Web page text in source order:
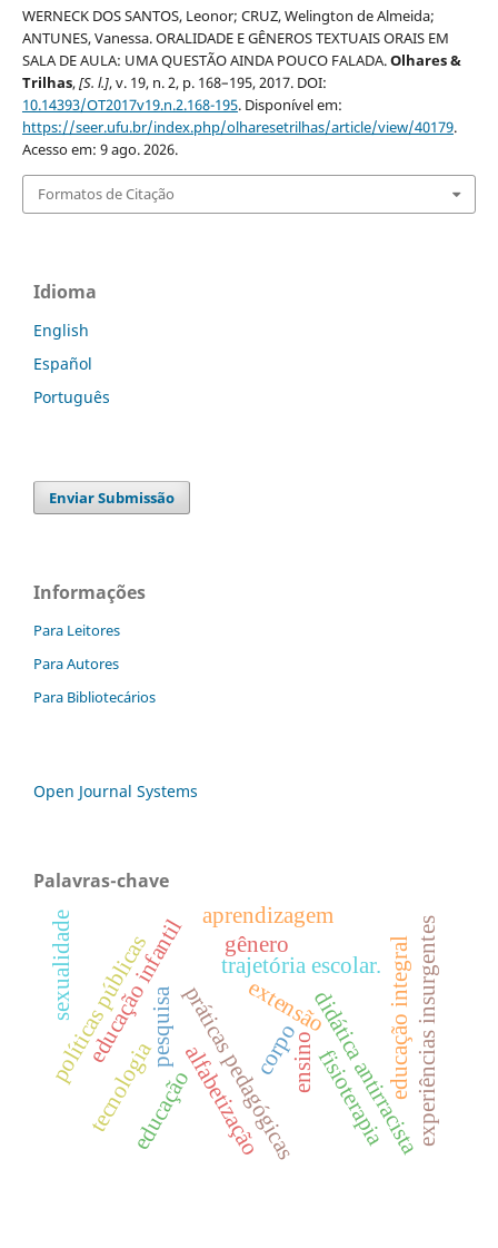
WERNECK DOS SANTOS, Leonor; CRUZ, Welington de Almeida;
ANTUNES, Vanessa. ORALIDADE E GÊNEROS TEXTUAIS ORAIS EM
SALA DE AULA: UMA QUESTÃO AINDA POUCO FALADA.Olhares &
Trilhas,[S. l.], v. 19, n. 2, p. 168–195, 2017. DOI:
10.14393/OT2017v19.n.2.168-195. Disponível em:
https://seer.ufu.br/index.php/olharesetrilhas/article/view/40179.
Acesso em: 9 ago. 2026.
Formatos de Citação
Idioma
English
Español
Português
Enviar Submissão
Informações
Para Leitores
Para Autores
Para Bibliotecários
Open Journal Systems
Palavras-chave
educação
corpoensino
pesquisa extensão
práticas pedagógicasdidática antirracistaexperiências insurgentes
educação infantil educação integral
políticas públicas trajetória escolar.
fisioterapia
alfabetização
gênero
sexualidade
tecnologia
aprendizagem